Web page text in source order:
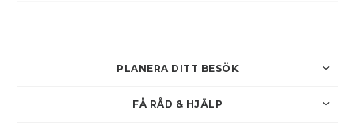
PLANERA DITT BESÖK
FÅ RÅD & HJÄLP